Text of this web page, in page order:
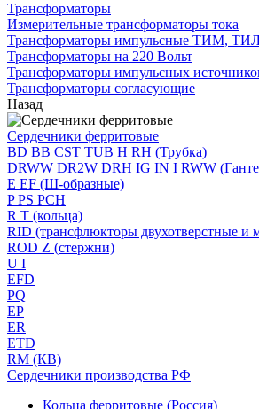
Трансформаторы
Измерительные трансформаторы тока
Трансформаторы импульсные ТИМ,
Трансформаторы на 220 Вольт
Трансформаторы импульсных
Трансформаторы согласующие
Назад
Сердечники ферритовые
BD BB CST TUB H RH (Трубка)
DRWW DR2W DRH IG IN I RWW
E EF (Ш-образные)
P PS PCH
R T (кольца)
RID (трансфлюкторы двухотверстные и
ROD Z (стержни)
U I
EFD
PQ
EP
ER
ETD
RM (КВ)
Сердечники производства РФ
Кольца ферритовые (Россия)